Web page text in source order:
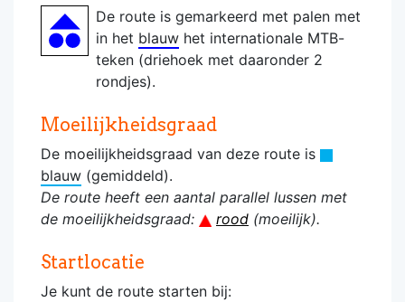
De route is gemarkeerd met palen met
in het blauw het internationale MTB-
teken (driehoek met daaronder 2
rondjes).
Moeilijkheidsgraad
De moeilijkheidsgraad van deze route is
blauw (gemiddeld).
De route heeft een aantal parallel lussen met
de moeilijkheidsgraad:
rood (moeilijk).
Startlocatie
Je kunt de route starten bij: